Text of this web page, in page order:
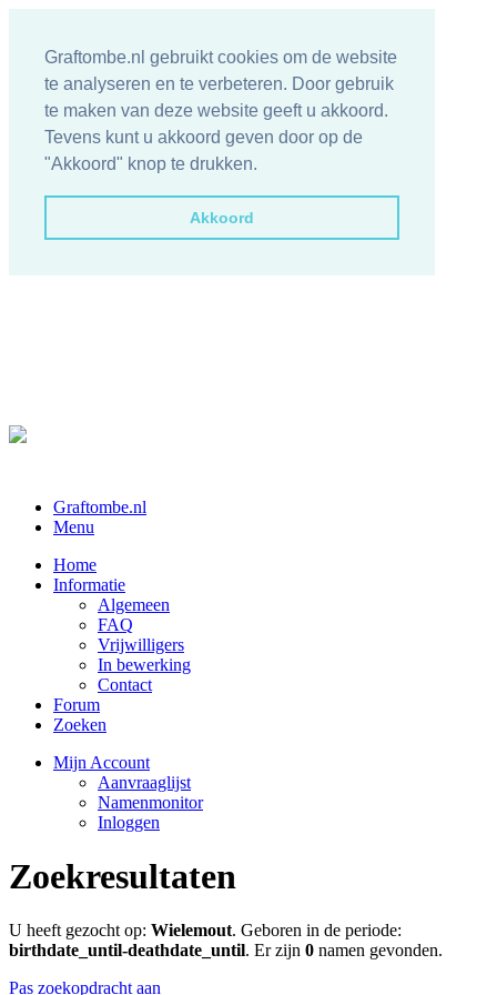
Graftombe.nl gebruikt cookies om de website
te analyseren en te verbeteren. Door gebruik
te maken van deze website geeft u akkoord.
Tevens kunt u akkoord geven door op de
"Akkoord" knop te drukken.
Akkoord
Graftombe.nl
Menu
Home
Informatie
Algemeen
FAQ
Vrijwilligers
In bewerking
Contact
Forum
Zoeken
Mijn Account
Aanvraaglijst
Namenmonitor
Inloggen
Zoekresultaten
U heeft gezocht op: Wielemout. Geboren in de periode:
birthdate_until-deathdate_until. Er zijn 0 namen gevonden.
Pas zoekopdracht aan